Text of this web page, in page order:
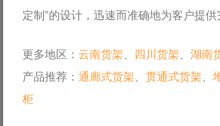
定制”的设计，迅速而准确地为客户提供
更多地区： 云南货架 四川货架 湖南
产品推荐： 通廊式货架 贯通式货架
柜